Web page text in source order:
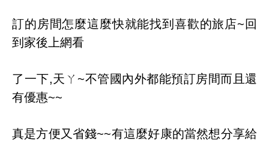
訂的房間怎麼這麼快就能找到喜歡的旅店~回
到家後上網看
了一下,天ㄚ~不管國內外都能預訂房間而且還
有優惠~~
真是方便又省錢~~有這麼好康的當然想分享給